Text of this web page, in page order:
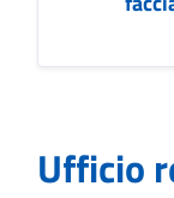
Ufficio